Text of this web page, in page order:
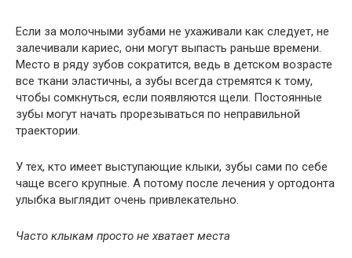
Если за молочными зубами не ухаживали как следует, не
залечивали кариес, они могут выпасть раньше времени.
Место в ряду зубов сократится, ведь в детском возрасте
все ткани эластичны, а зубы всегда стремятся к тому,
чтобы сомкнуться, если появляются щели. Постоянные
зубы могут начать прорезываться по неправильной
траектории.
У тех, кто имеет выступающие клыки, зубы сами по себе
чаще всего крупные. А потому после лечения у ортодонта
улыбка выглядит очень привлекательно.
Часто клыкам просто не хватает места